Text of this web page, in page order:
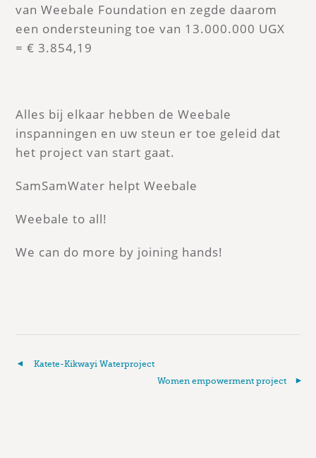
van Weebale Foundation en zegde daarom
een ondersteuning toe van 13.000.000 UGX
= € 3.854,19
Alles bij elkaar hebben de Weebale
inspanningen en uw steun er toe geleid dat
het project van start gaat.
SamSamWater helpt Weebale
Weebale to all!
We can do more by joining hands!
Katete-Kikwayi Waterproject
Women empowerment project